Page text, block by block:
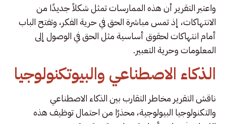
واعتبر التقرير أن هذه الممارسات تمثل شكلاً جديدًا من
الانتهاكات، إذ تمس مباشرة الحق في حرية الفكر، وتفتح الباب
أمام انتهاكات لحقوق أساسية مثل الحق في الوصول إلى
المعلومات وحرية التعبير.
الذكاء الاصطناعي والبيوتكنولوجيا
ناقش التقرير مخاطر التقارب بين الذكاء الاصطناعي
والتكنولوجيا البيولوجية، محذرًا من احتمال توظيف هذه